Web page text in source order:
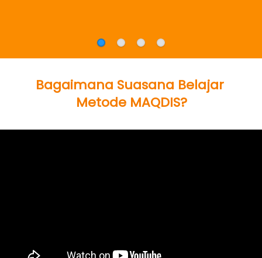
Bagaimana Suasana Belajar
Metode MAQDIS?